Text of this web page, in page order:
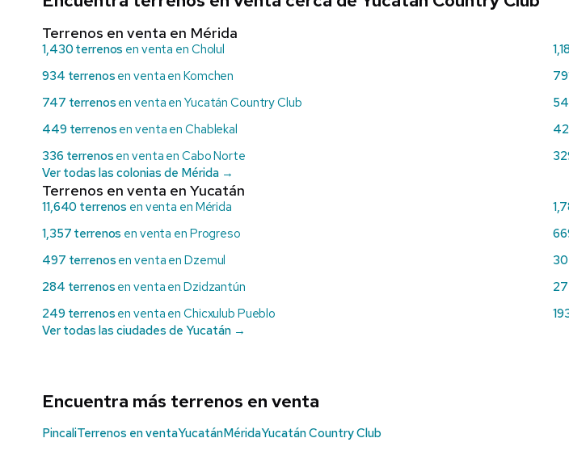
Terrenos en venta en Mérida
1,430 terrenos en venta en Cholul
934 terrenos en venta en Komchen
747 terrenos en venta en Yucatán Country Club
449 terrenos en venta en Chablekal
336 terrenos en venta en Cabo Norte
Ver todas las colonias de Mérida →
Terrenos en venta en Yucatán
11,640 terrenos en venta en Mérida
1,357 terrenos en venta en Progreso
497 terrenos en venta en Dzemul
284 terrenos en venta en Dzidzantún
249 terrenos en venta en Chicxulub Pueblo
Ver todas las ciudades de Yucatán →
Encuentra más terrenos en venta
PincaliTerrenos en ventaYucatánMéridaYucatán Country Club